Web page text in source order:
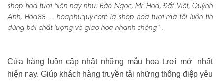
shop hoa tươi hiện nay như: Bảo Ngọc, Mr Hoa, Đất Việt, Quỳnh
Anh, Hoa88 .... hoaphuquy.com là shop hoa tươi mà tôi luôn tin
dùng bởi chất lượng và giao hoa nhanh chóng" .
Cửa hàng luôn cập nhật những mẫu hoa tươi mới nhất
hiện nay. Giúp khách hàng truyền tải những thông điệp yêu